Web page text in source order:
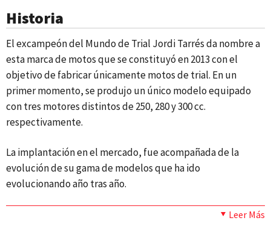
Historia
El excampeón del Mundo de Trial Jordi Tarrés da nombre a
esta marca de motos que se constituyó en 2013 con el
objetivo de fabricar únicamente motos de trial. En un
primer momento, se produjo un único modelo equipado
con tres motores distintos de 250, 280 y 300 cc.
respectivamente.
La implantación en el mercado, fue acompañada de la
evolución de su gama de modelos que ha ido
evolucionando año tras año.
Leer Más